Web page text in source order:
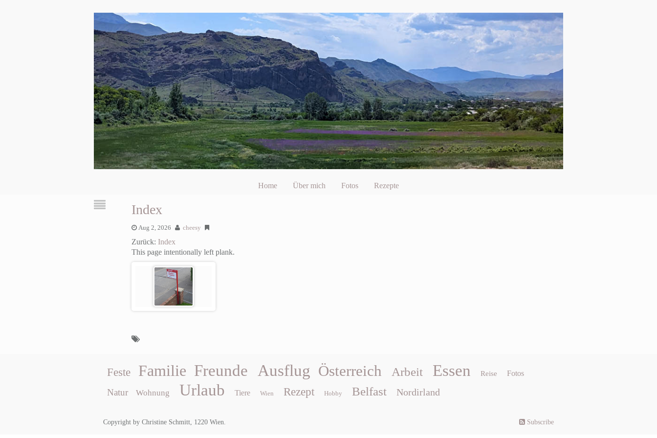
Home Über mich Fotos Rezepte
Index
Aug 2, 2026 cheesy
Zurück: Index
This page intentionally left plank.
Feste Familie Freunde Ausflug Österreich Arbeit Essen Reise Fotos
Natur Wohnung Urlaub Tiere Wien Rezept Hobby Belfast Nordirland
Copyright by Christine Schmitt, 1220 Wien. Subscribe